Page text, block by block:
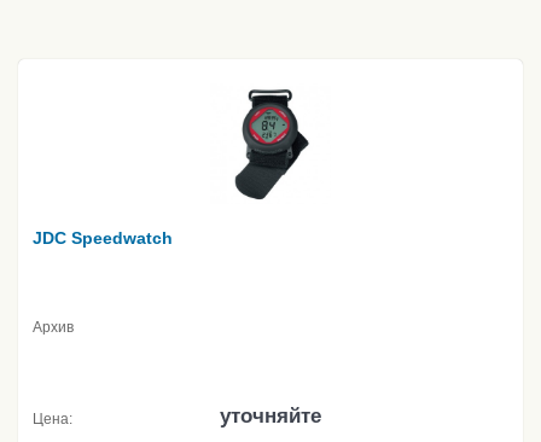
JDC Speedwatch
Архив
Цена: уточняйте